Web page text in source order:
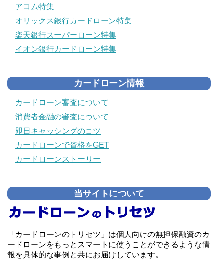
アコム特集
オリックス銀行カードローン特集
楽天銀行スーパーローン特集
イオン銀行カードローン特集
カードローン情報
カードローン審査について
消費者金融の審査について
即日キャッシングのコツ
カードローンで資格をGET
カードローンストーリー
当サイトについて
「カードローンのトリセツ」は個人向けの無担保融資のカ
ードローンをもっとスマートに使うことができるような情
報を具体的な事例と共にお届けしています。